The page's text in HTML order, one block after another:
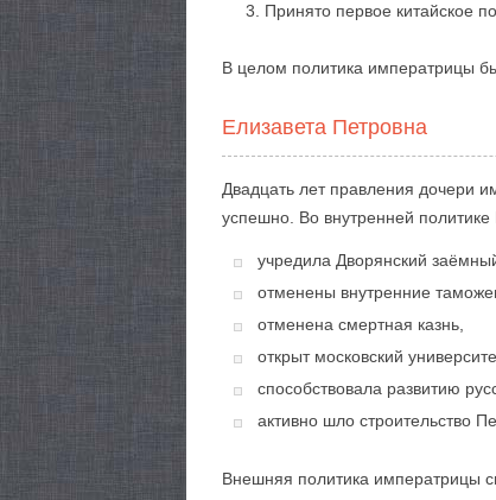
Принято первое китайское
В целом политика императрицы
Елизавета Петровна
Двадцать лет правления дочери
успешно. Во внутренней политике
учредила Дворянский
отменены внутренние
отменена смертная казнь,
открыт московский
способствовала развитию
активно шло строительство
Внешняя политика императрицы